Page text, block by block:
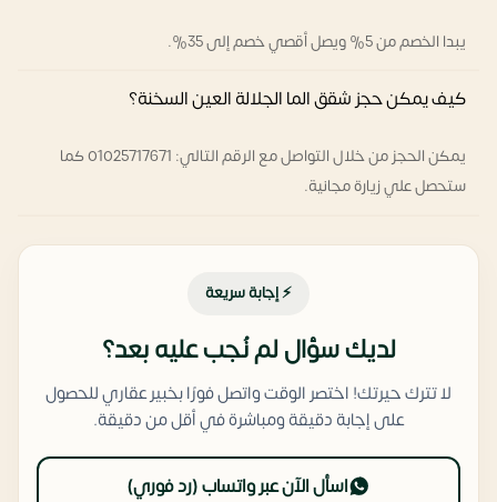
يبدا الخصم من 5% ويصل أقصي خصم إلى 35%.
كيف يمكن حجز شقق الما الجلالة العين السخنة؟
يمكن الحجز من خلال التواصل مع الرقم التالي: 01025717671 كما
ستحصل علي زيارة مجانية.
⚡ إجابة سريعة
لديك سؤال لم نُجب عليه بعد؟
لا تترك حيرتك! اختصر الوقت واتصل فورًا بخبير عقاري للحصول
على إجابة دقيقة ومباشرة في أقل من دقيقة.
اسأل الآن عبر واتساب (رد فوري)